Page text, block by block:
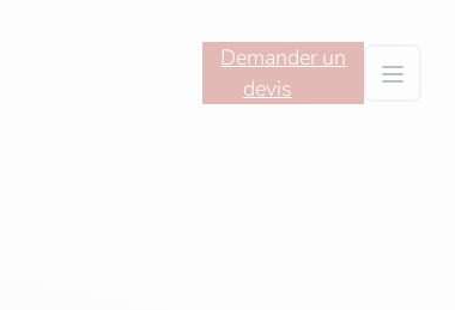
Demander un
devis